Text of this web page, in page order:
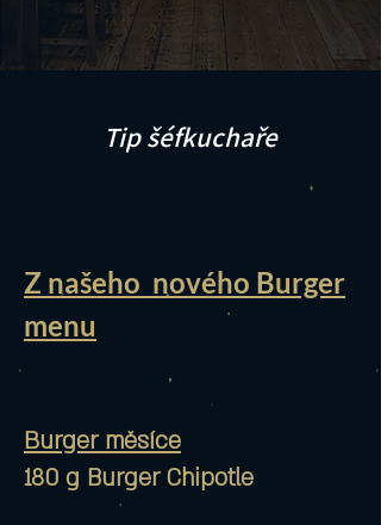
Tip šéfkuchaře
Z našeho nového Burger
menu
​Burger měsíce
180 g Burger Chipotle